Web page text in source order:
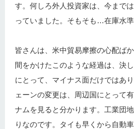
す。何しろ外人投資家は、今まで
っていました。そもそも…在庫水準
皆さんは、米中貿易摩擦の心配ば
間をかけたこのような経過は、決
にとって、マイナス面だけではあ
ェーンの変更は、周辺国にとって
ナムを見ると分かります。工業団
りなのです。タイも早くから自動